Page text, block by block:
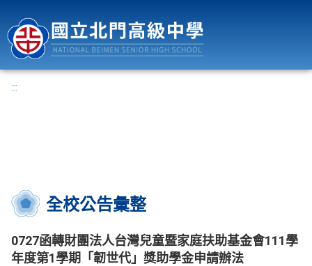
:::
全校公告彙整
0727函轉財團法人台灣兒童暨家庭扶助基金會111學
年度第1學期「韌世代」獎助學金申請辦法